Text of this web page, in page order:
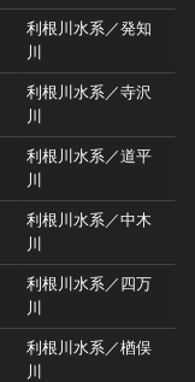
利根川水系／発知
川
利根川水系／寺沢
川
利根川水系／道平
川
利根川水系／中木
川
利根川水系／四万
川
利根川水系／楢俣
川